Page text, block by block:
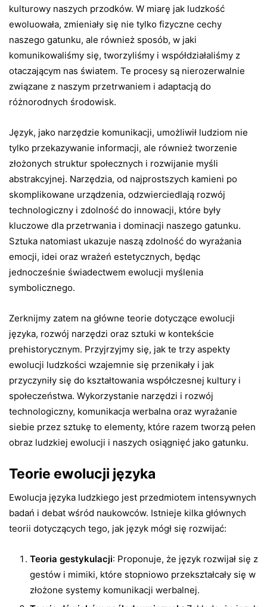
kulturowy naszych przodków. W miarę jak ludzkość
ewoluowała, zmieniały się nie tylko fizyczne cechy
naszego gatunku, ale również sposób, w jaki
komunikowaliśmy się, tworzyliśmy i współdziałaliśmy z
otaczającym nas światem. Te procesy są nierozerwalnie
związane z naszym przetrwaniem i adaptacją do
różnorodnych środowisk.
Język, jako narzędzie komunikacji, umożliwił ludziom nie
tylko przekazywanie informacji, ale również tworzenie
złożonych struktur społecznych i rozwijanie myśli
abstrakcyjnej. Narzędzia, od najprostszych kamieni po
skomplikowane urządzenia, odzwierciedlają rozwój
technologiczny i zdolność do innowacji, które były
kluczowe dla przetrwania i dominacji naszego gatunku.
Sztuka natomiast ukazuje naszą zdolność do wyrażania
emocji, idei oraz wrażeń estetycznych, będąc
jednocześnie świadectwem ewolucji myślenia
symbolicznego.
Zerknijmy zatem na główne teorie dotyczące ewolucji
języka, rozwój narzędzi oraz sztuki w kontekście
prehistorycznym. Przyjrzyjmy się, jak te trzy aspekty
ewolucji ludzkości wzajemnie się przenikały i jak
przyczyniły się do kształtowania współczesnej kultury i
społeczeństwa. Wykorzystanie narzędzi i rozwój
technologiczny, komunikacja werbalna oraz wyrażanie
siebie przez sztukę to elementy, które razem tworzą pełen
obraz ludzkiej ewolucji i naszych osiągnięć jako gatunku.
Teorie ewolucji języka
Ewolucja języka ludzkiego jest przedmiotem intensywnych
badań i debat wśród naukowców. Istnieje kilka głównych
teorii dotyczących tego, jak język mógł się rozwijać:
Teoria gestykulacji: Proponuje, że język rozwijał się z
gestów i mimiki, które stopniowo przekształcały się w
złożone systemy komunikacji werbalnej.